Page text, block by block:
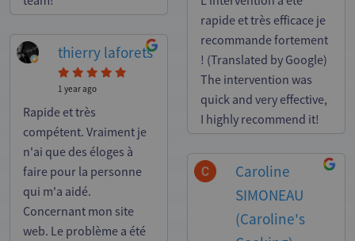
rapide et très efficace je
recommande fortement
! (Translated by Google)
The intervention was
quick and very effective,
I highly recommend it!
thierry laforets
1 year ago
Rapide et très
compétent. Vraiment je
n'ai que des éloges à
faire pour la personne
qui m'a aidé.
Concernant mon site
web. Le problème a été
Caroline
SIMONEAU
(Caroline's